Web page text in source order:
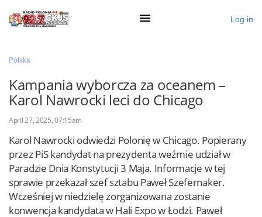
Ogłoś się
Działy
Zaloguj przez Clascal
Log in
Polska
Kampania wyborcza za oceanem –
Karol Nawrocki leci do Chicago
April 27, 2025, 07:15am
Karol Nawrocki odwiedzi Polonię w Chicago. Popierany
przez PiS kandydat na prezydenta weźmie udział w
Paradzie Dnia Konstytucji 3 Maja. Informacje w tej
sprawie przekazał szef sztabu Paweł Szefernaker.
Wcześniej w niedzielę zorganizowana zostanie
konwencja kandydata w Hali Expo w Łodzi. Paweł